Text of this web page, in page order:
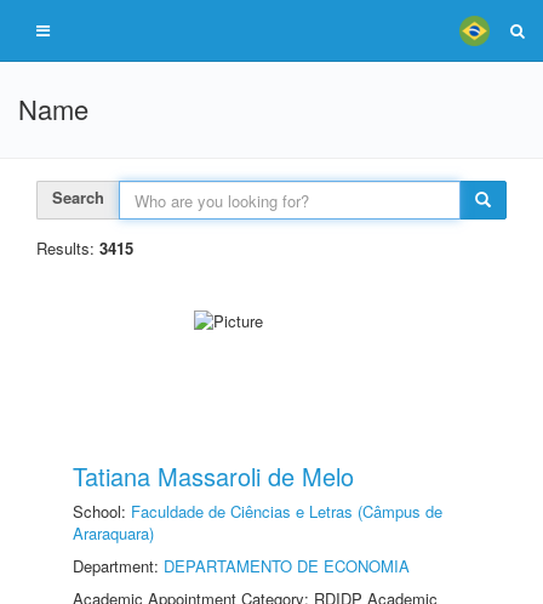
Name
Search
Results: 3415
Tatiana Massaroli de Melo
School: Faculdade de Ciências e Letras (Câmpus de
Araraquara)
Department: DEPARTAMENTO DE ECONOMIA
Academic Appointment Category: RDIDP Academic